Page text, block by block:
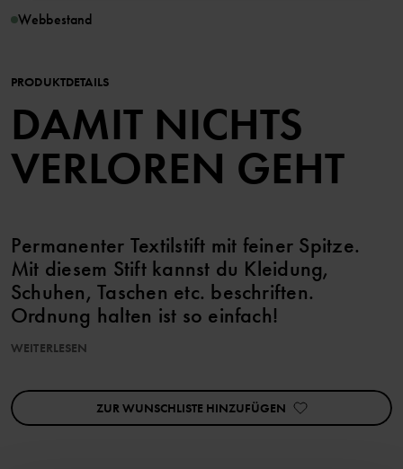
Webbestand
PRODUKTDETAILS
DAMIT NICHTS
VERLOREN GEHT
Permanenter Textilstift mit feiner Spitze.
Mit diesem Stift kannst du Kleidung,
Schuhen, Taschen etc. beschriften.
Ordnung halten ist so einfach!
Die Tinte ist wasserfest und Xylol-frei.
Artikelnummer:60077890
Herstellungsland:Deutschland
WEITERLESEN
ZUR WUNSCHLISTE HINZUFÜGEN